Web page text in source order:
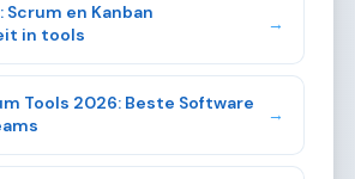
en Kanban
in tools
→
Tools 2026: Beste Software
→